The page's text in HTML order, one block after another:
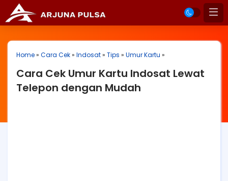
Home» Cara Cek» Indosat» Tips » Umur Kartu »
Cara Cek Umur Kartu Indosat Lewat
Telepon dengan Mudah